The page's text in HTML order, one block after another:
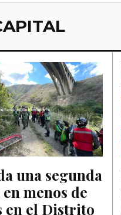
una segunda
menos de
en el Distrito